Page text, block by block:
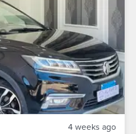
4 weeks ago